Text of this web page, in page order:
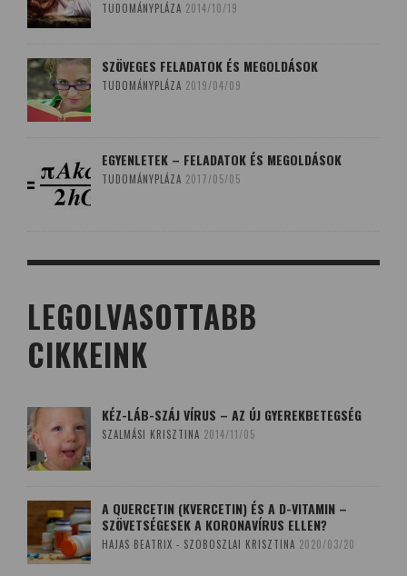
TUDOMÁNYPLÁZA 2014/10/19
SZÖVEGES FELADATOK ÉS MEGOLDÁSOK
TUDOMÁNYPLÁZA 2019/04/09
EGYENLETEK – FELADATOK ÉS MEGOLDÁSOK
TUDOMÁNYPLÁZA 2017/05/05
LEGOLVASOTTABB
CIKKEINK
KÉZ-LÁB-SZÁJ VÍRUS – AZ ÚJ GYEREKBETEGSÉG
SZALMÁSI KRISZTINA 2014/11/05
A QUERCETIN (KVERCETIN) ÉS A D-VITAMIN –
SZÖVETSÉGESEK A KORONAVÍRUS ELLEN?
HAJAS BEATRIX - SZOBOSZLAI KRISZTINA 2020/03/20